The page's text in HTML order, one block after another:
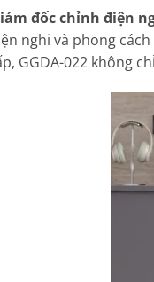
đốc chỉnh điện
nghi và phong
GGDA-022 không